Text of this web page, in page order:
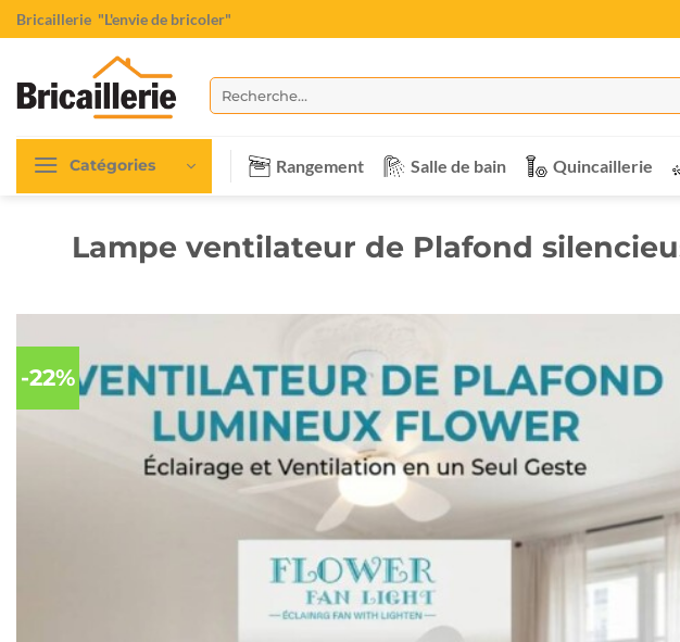
Passer
au
Bricaillerie "L'envie de bricoler"
Recherche
pour :
Catégories Rangement Salle de bain Quincaillerie
Lampe ventilateur de Plafond
-22%